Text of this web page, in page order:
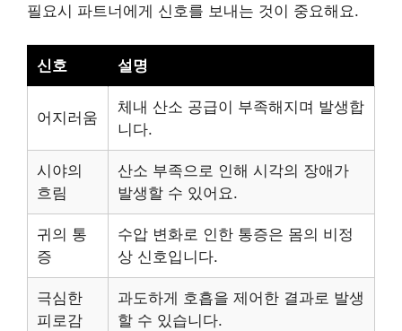
필요시 파트너에게 신호를 보내는 것이 중요해요.
신호 설명
어지러움
체내 산소 공급이 부족해지며 발생합
니다.
시야의
흐림
산소 부족으로 인해 시각의 장애가
발생할 수 있어요.
귀의 통
증
수압 변화로 인한 통증은 몸의 비정
상 신호입니다.
극심한
피로감
과도하게 호흡을 제어한 결과로 발생
할 수 있습니다.